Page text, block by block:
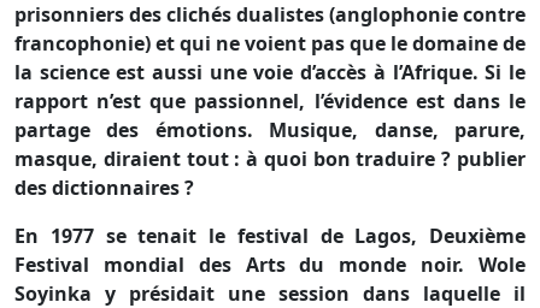
prisonniers des clichés dualistes (anglophonie contre
francophonie) et qui ne voient pas que le domaine de
la science est aussi une voie d’accès à l’Afrique. Si le
rapport n’est que passionnel, l’évidence est dans le
partage des émotions. Musique, danse, parure,
masque, diraient tout : à quoi bon traduire ? publier
des dictionnaires ?
En 1977 se tenait le festival de Lagos, Deuxième
Festival mondial des Arts du monde noir. Wole
Soyinka y présidait une session dans laquelle il